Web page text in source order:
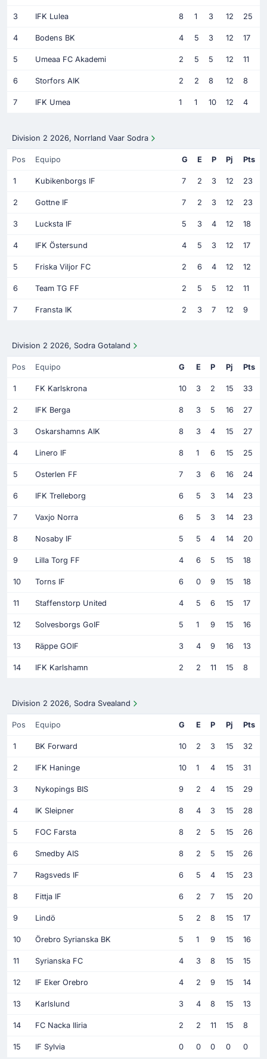
3 IFK Lulea 8 1 3 12 25
4 Bodens BK 4 5 3 12 17
5 Umeaa FC Akademi 2 5 5 12 11
6 Storfors AIK 2 2 8 12 8
7 IFK Umea 1 1 10 12 4
Division 2 2026, Norrland Vaar Sodra
Pos Equipo G E P Pj Pts
1 Kubikenborgs IF 7 2 3 12 23
2 Gottne IF 7 2 3 12 23
3 Lucksta IF 5 3 4 12 18
4 IFK Östersund 4 5 3 12 17
5 Friska Viljor FC 2 6 4 12 12
6 Team TG FF 2 5 5 12 11
7 Fransta IK 2 3 7 12 9
Division 2 2026, Sodra Gotaland
Pos Equipo G E P Pj Pts
1 FK Karlskrona 10 3 2 15 33
2 IFK Berga 8 3 5 16 27
3 Oskarshamns AIK 8 3 4 15 27
4 Linero IF 8 1 6 15 25
5 Osterlen FF 7 3 6 16 24
6 IFK Trelleborg 6 5 3 14 23
7 Vaxjo Norra 6 5 3 14 23
8 Nosaby IF 5 5 4 14 20
9 Lilla Torg FF 4 6 5 15 18
10 Torns IF 6 0 9 15 18
11 Staffenstorp United 4 5 6 15 17
12 Solvesborgs GoIF 5 1 9 15 16
13 Räppe GOIF 3 4 9 16 13
14 IFK Karlshamn 2 2 11 15 8
Division 2 2026, Sodra Svealand
Pos Equipo G E P Pj Pts
1 BK Forward 10 2 3 15 32
2 IFK Haninge 10 1 4 15 31
3 Nykopings BIS 9 2 4 15 29
4 IK Sleipner 8 4 3 15 28
5 FOC Farsta 8 2 5 15 26
6 Smedby AIS 8 2 5 15 26
7 Ragsveds IF 6 5 4 15 23
8 Fittja IF 6 2 7 15 20
9 Lindö 5 2 8 15 17
10 Örebro Syrianska BK 5 1 9 15 16
11 Syrianska FC 4 3 8 15 15
12 IF Eker Orebro 4 2 9 15 14
13 Karlslund 3 4 8 15 13
14 FC Nacka Iliria 2 2 11 15 8
15 IF Sylvia 0 0 0 0 0